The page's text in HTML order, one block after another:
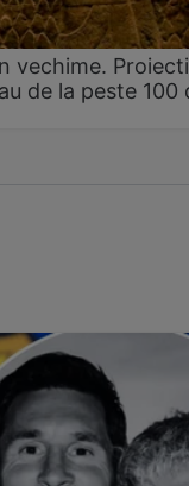
vechime.
de la peste 100